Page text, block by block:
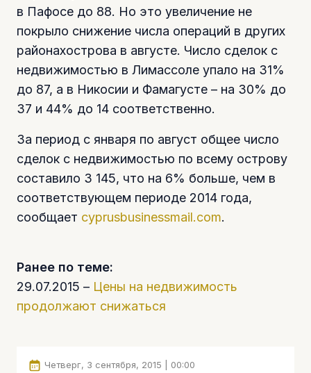
в Пафосе до 88. Но это увеличение не
покрыло снижение числа операций в других
районахострова в августе. Число сделок с
недвижимостью в Лимассоле упало на 31%
до 87, а в Никосии и Фамагусте – на 30% до
37 и 44% до 14 соответственно.
За период с января по август общее число
сделок с недвижимостью по всему острову
составило 3 145, что на 6% больше, чем в
соответствующем периоде 2014 года,
сообщает cyprusbusinessmail.com.
Ранее по теме:
29.07.2015 – Цены на недвижимость
продолжают снижаться
Четверг, 3 сентября, 2015 | 00:00